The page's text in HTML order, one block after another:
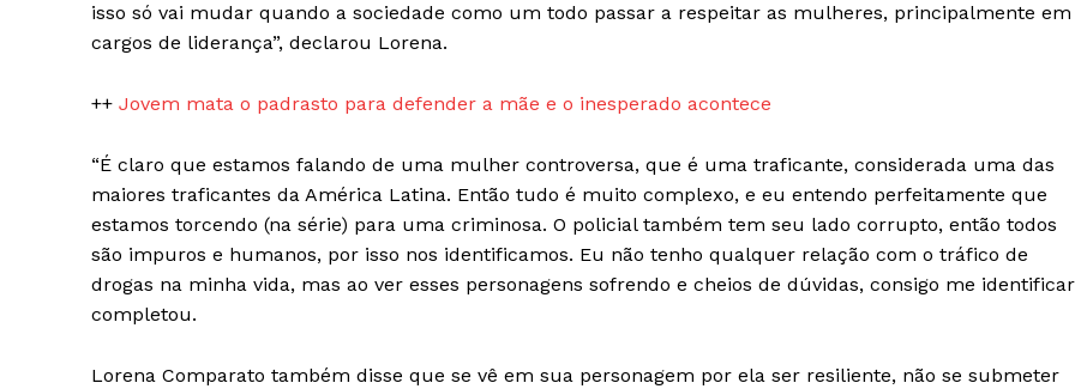
isso só vai mudar quando a sociedade como um todo passar a respeitar as mulheres, principalmente em
cargos de liderança”, declarou Lorena.
++ Jovem mata o padrasto para defender a mãe e o inesperado acontece
“É claro que estamos falando de uma mulher controversa, que é uma traficante, considerada uma das
maiores traficantes da América Latina. Então tudo é muito complexo, e eu entendo perfeitamente que
estamos torcendo (na série) para uma criminosa. O policial também tem seu lado corrupto, então todos
são impuros e humanos, por isso nos identificamos. Eu não tenho qualquer relação com o tráfico de
drogas na minha vida, mas ao ver esses personagens sofrendo e cheios de dúvidas, consigo me
completou.
Lorena Comparato também disse que se vê em sua personagem por ela ser resiliente, não se submeter